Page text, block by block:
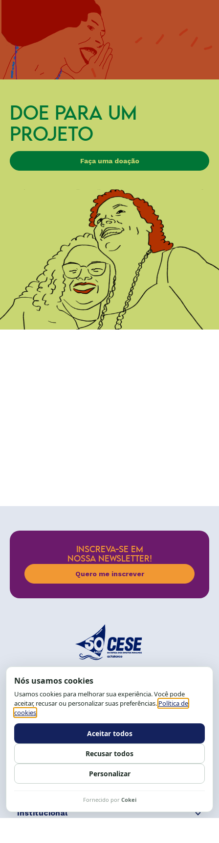
DOE PARA UM
PROJETO
Faça uma doação
INSCREVA-SE EM
NOSSA NEWSLETTER!
Quero me inscrever
End.: R. da Graça, 150. Graça
CEP: 40.150-055
Salvador-BA, Brasil.
Tel.: (71) 2104-5457, Cel.: (71) 9 9239-2104 ou 2105
Expediente: 8h às 12h e 13 às 17h.
Siga nossas redes Fale conosco
Institucional